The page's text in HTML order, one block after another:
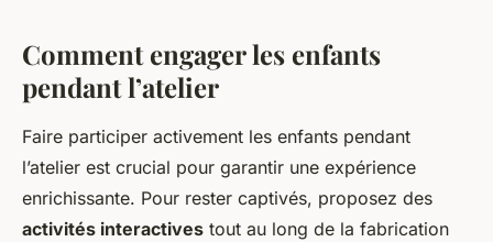
Comment engager les enfants
pendant l’atelier
Faire participer activement les enfants pendant
l’atelier est crucial pour garantir une expérience
enrichissante. Pour rester captivés, proposez des
activités interactives tout au long de la fabrication